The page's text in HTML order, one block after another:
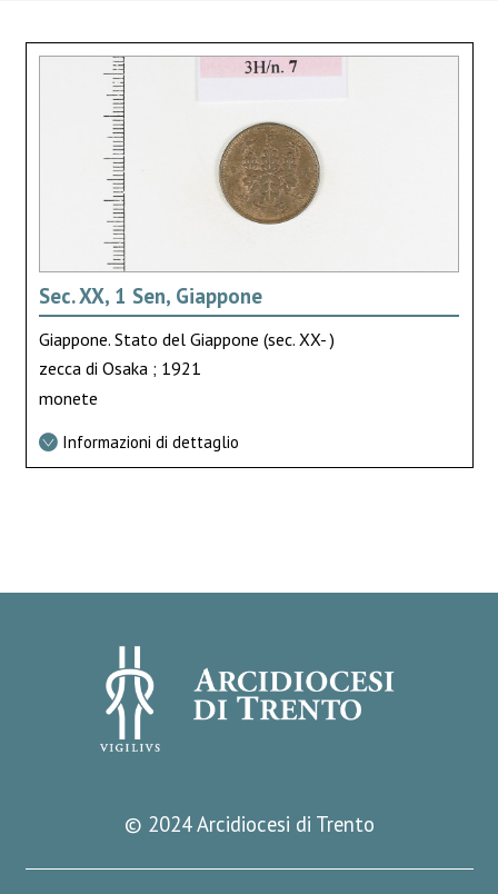
Sec. XX, 1 Sen, Giappone
Giappone. Stato del Giappone (sec. XX- )
zecca di Osaka ; 1921
monete
Informazioni di dettaglio
© 2024 Arcidiocesi di Trento